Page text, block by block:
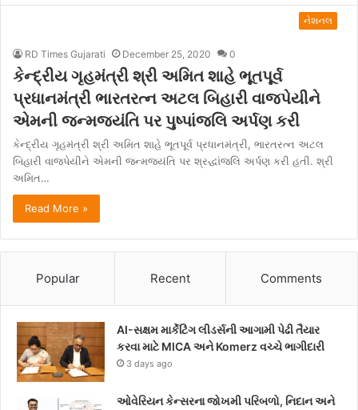
નેશનલ
RD Times Gujarati December 25, 2020 0
કેન્દ્રીય ગૃહમંત્રી શ્રી અમિત શાહે ભૂતપૂર્વ
પ્રધાનમંત્રી ભારતરત્ન અટલ બિહારી વાજપેયીને
એમની જન્મજયંતિ પર પુષ્પાંજલિ અર્પણ કરી
કેન્દ્રીય ગૃહમંત્રી શ્રી અમિત શાહે ભૂતપૂર્વ પ્રધાનમંત્રી, ભારતરત્ન અટલ
બિહારી વાજપેયીને એમની જન્મજયંતિ પર શ્રદ્ધાંજલિ અર્પણ કરી હતી. શ્રી
અમિત…
Read More »
Popular Recent Comments
AI-સક્ષમ માર્કેટિંગ લીડર્સની આગામી પેઢી તૈયાર
કરવા માટે MICA અને Komerz વચ્ચે ભાગીદારી
3 days ago
ઓવેરિયન કેન્સરના જોખમી પરિબળો, નિદાન અને